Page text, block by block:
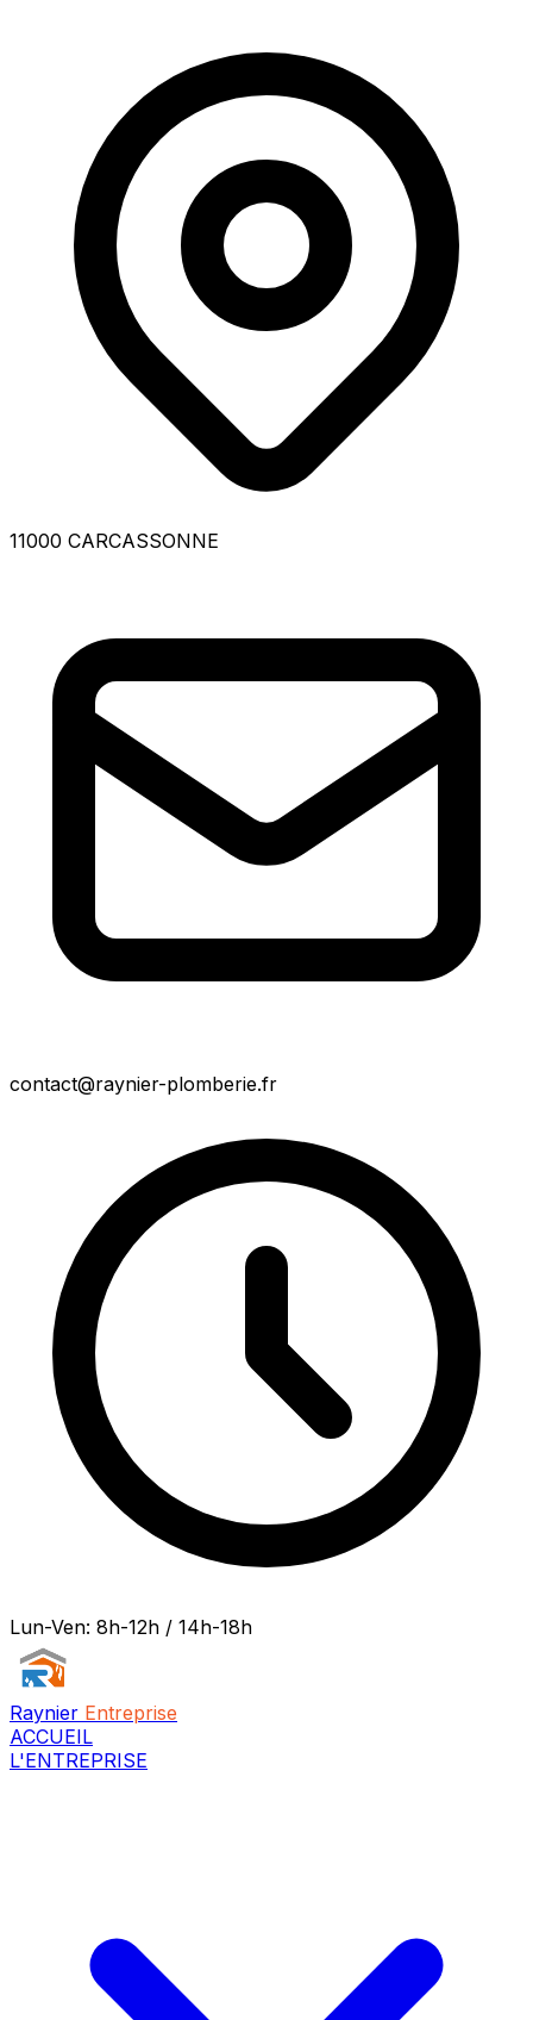
11000 CARCASSONNE
contact@raynier-plomberie.fr
Lun-Ven: 8h-12h / 14h-18h
Raynier Entreprise
ACCUEIL
L'ENTREPRISE